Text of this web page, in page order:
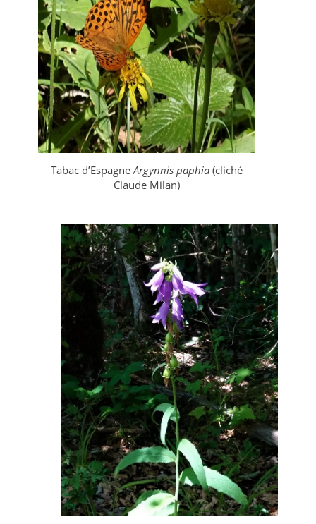
Tabac d’Espagne Argynnis paphia (cliché
Claude Milan)